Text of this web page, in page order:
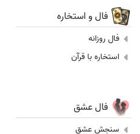
فال و استخاره
فال روزانه
استخاره با قرآن
فال عشق
سنجش عشق